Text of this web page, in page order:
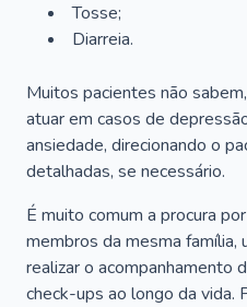
Tosse;
Diarreia.
Muitos pacientes não
atuar em casos de
ansiedade, direcionando o
detalhadas, se necessário.
É muito comum a procura
membros da mesma família,
realizar o acompanhamento
check-ups ao longo da vida.